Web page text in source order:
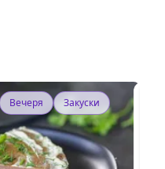
Вечеря Закуски